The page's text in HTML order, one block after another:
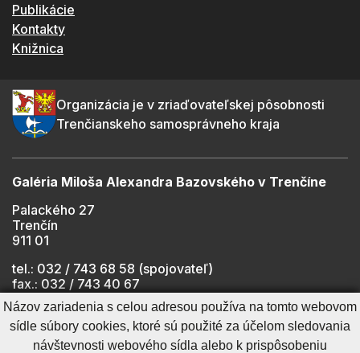
Publikácie
Kontakty
Knižnica
Organizácia je v zriaďovateľskej pôsobnosti
Trenčianskeho samosprávneho kraja
Galéria Miloša Alexandra Bazovského v Trenčíne
Palackého 27
Trenčín
911 01
tel.: 032 / 743 68 58 (spojovateľ)
fax.: 032 / 743 40 67
e-mail:
info@gmab.sk
Cookies nastavenie Ochrana osobných údajov
Názov zariadenia s celou adresou používa na tomto webovom
sídle súbory cookies, ktoré sú použité za účelom sledovania
návštevnosti webového sídla alebo k prispôsobeniu